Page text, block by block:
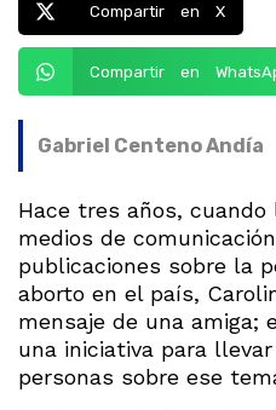
Compartir en X
Compartir en
Gabriel Centeno Andía
Hace tres años,
medios de
publicaciones sobre la
aborto en el país,
mensaje de una amiga;
una iniciativa para
personas sobre ese